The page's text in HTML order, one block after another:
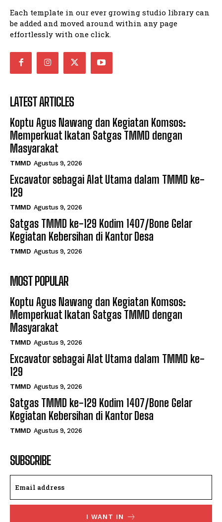
Each template in our ever growing studio library can
be added and moved around within any page
effortlessly with one click.
LATEST ARTICLES
Koptu Agus Nawang dan Kegiatan Komsos:
Memperkuat Ikatan Satgas TMMD dengan
Masyarakat
TMMD Agustus 9, 2026
Excavator sebagai Alat Utama dalam TMMD ke-
129
TMMD Agustus 9, 2026
Satgas TMMD ke-129 Kodim 1407/Bone Gelar
Kegiatan Kebersihan di Kantor Desa
TMMD Agustus 9, 2026
MOST POPULAR
Koptu Agus Nawang dan Kegiatan Komsos:
Memperkuat Ikatan Satgas TMMD dengan
Masyarakat
TMMD Agustus 9, 2026
Excavator sebagai Alat Utama dalam TMMD ke-
129
TMMD Agustus 9, 2026
Satgas TMMD ke-129 Kodim 1407/Bone Gelar
Kegiatan Kebersihan di Kantor Desa
TMMD Agustus 9, 2026
SUBSCRIBE
I WANT IN